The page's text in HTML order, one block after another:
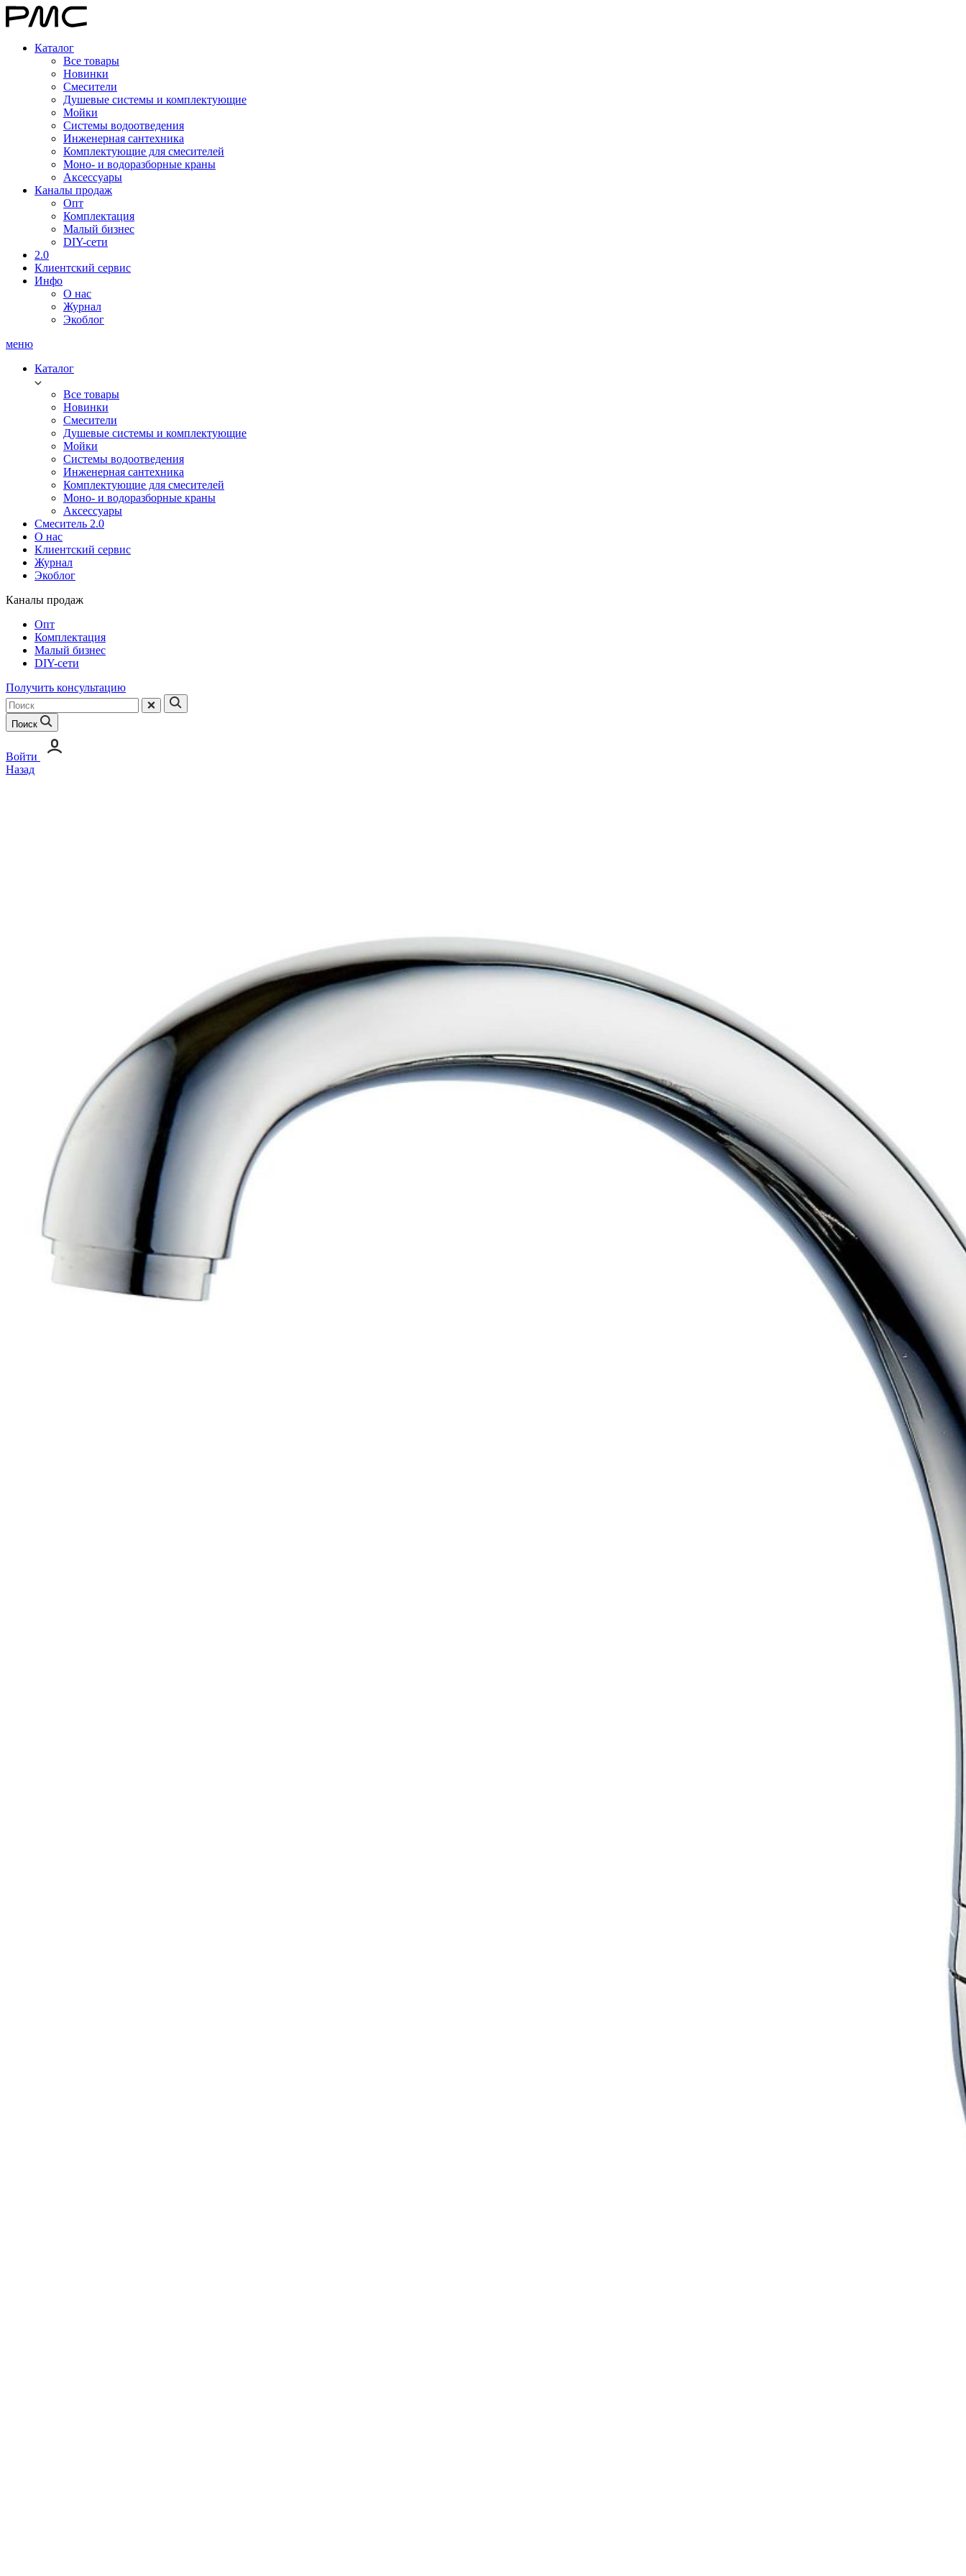
Каталог
Все товары
Новинки
Смесители
Душевые системы и комплектующие
Мойки
Системы водоотведения
Инженерная сантехника
Комплектующие для смесителей
Моно- и водоразборные краны
Аксессуары
Каналы продаж
Опт
Комплектация
Малый бизнес
DIY-сети
2.0
Клиентский сервис
Инфо
О нас
Журнал
Экоблог
меню
Каталог
Все товары
Новинки
Смесители
Душевые системы и комплектующие
Мойки
Системы водоотведения
Инженерная сантехника
Комплектующие для смесителей
Моно- и водоразборные краны
Аксессуары
Смеситель 2.0
О нас
Клиентский сервис
Журнал
Экоблог
Каналы продаж
Опт
Комплектация
Малый бизнес
DIY-сети
Получить консультацию
Поиск
Войти
Назад